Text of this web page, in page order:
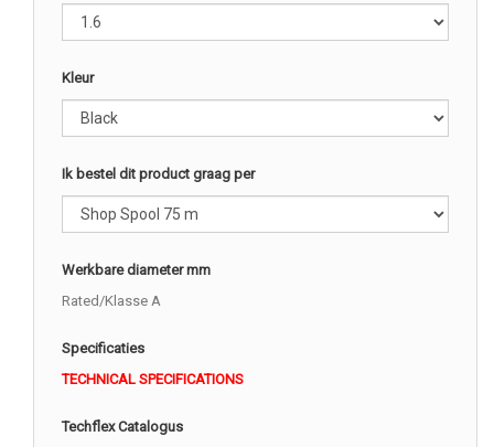
Kleur
Ik bestel dit product graag per
Werkbare diameter mm
Rated/Klasse A
Specificaties
TECHNICAL SPECIFICATIONS
Techflex Catalogus